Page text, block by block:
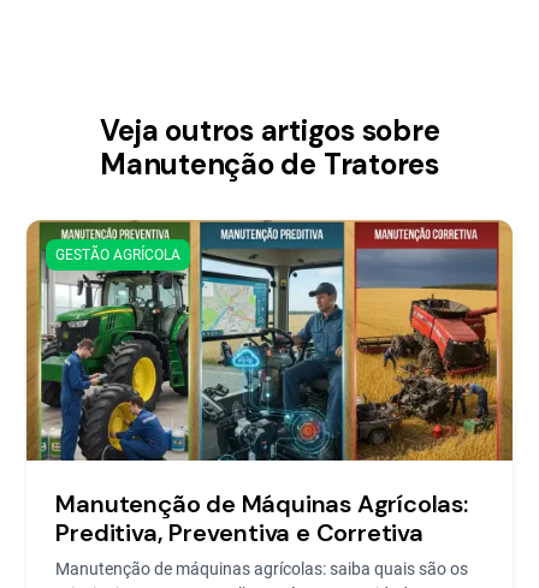
Veja outros artigos sobre
Manutenção de Tratores
GESTÃO AGRÍCOLA
Manutenção de Máquinas Agrícolas:
Preditiva, Preventiva e Corretiva
Manutenção de máquinas agrícolas: saiba quais são os